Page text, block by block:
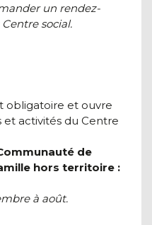
un rendez-
social.
obligatoire et ouvre
et activités du Centre
de
hors territoire :
à août.